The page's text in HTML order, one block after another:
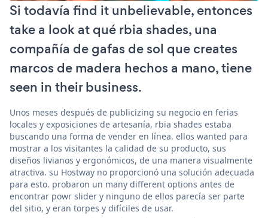
Si todavía find it unbelievable, entonces
take a look at qué rbia shades, una
compañía de gafas de sol que creates
marcos de madera hechos a mano, tiene
seen in their business.
Unos meses después de publicizing su negocio en ferias
locales y exposiciones de artesanía, rbia shades estaba
buscando una forma de vender en línea. ellos wanted para
mostrar a los visitantes la calidad de su producto, sus
diseños livianos y ergonómicos, de una manera visualmente
atractiva. su Hostway no proporcionó una solución adecuada
para esto. probaron un many different options antes de
encontrar powr slider y ninguno de ellos parecía ser parte
del sitio, y eran torpes y difíciles de usar.